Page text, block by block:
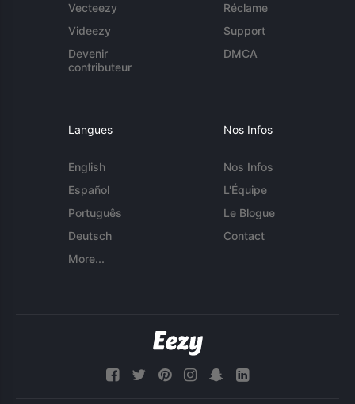
Vecteezy
Videezy
Devenir
contributeur
Réclame
Support
DMCA
Langues
English
Español
Português
Deutsch
More...
Nos Infos
Nos Infos
L'Équipe
Le Blogue
Contact